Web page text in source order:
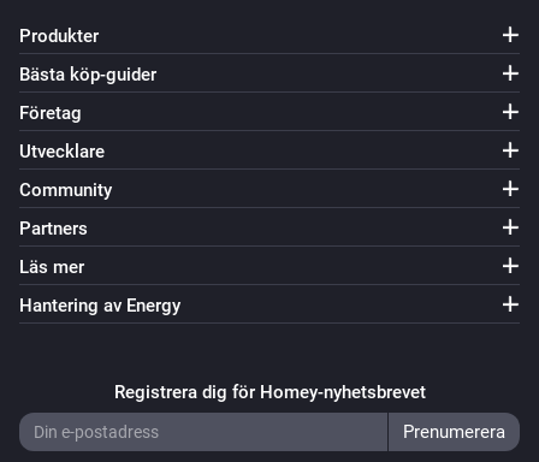
Produkter
Bästa köp-guider
Företag
Utvecklare
Community
Partners
Läs mer
Hantering av Energy
Registrera dig för Homey-nyhetsbrevet